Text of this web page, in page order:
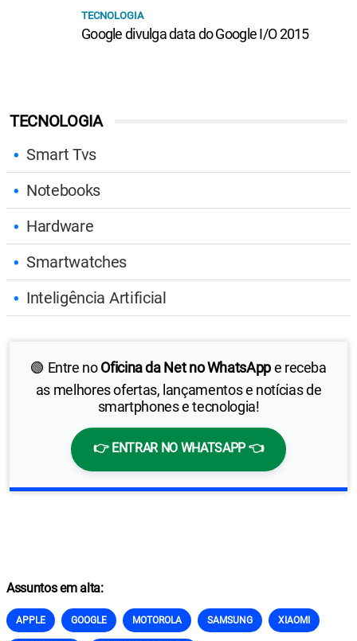
TECNOLOGIA
Smart Tvs
Notebooks
Hardware
Smartwatches
Inteligência Artificial
🟢 Entre noOficina da Net no WhatsAppe receba
as melhores ofertas, lançamentos e notícias de
smartphones e tecnologia!
👉 ENTRAR NO WHATSAPP 👈
TECNOLOGIA
Google divulga data do Google I/O 2015
Assuntos em alta:
APPLE GOOGLE MOTOROLA SAMSUNG XIAOMI